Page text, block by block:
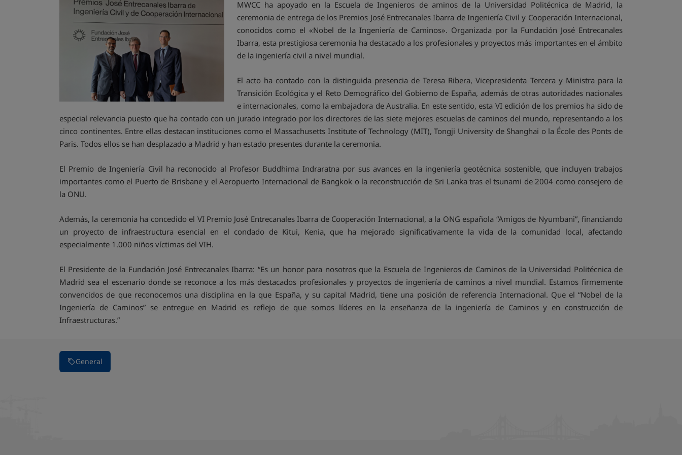
MWCC ha apoyado en la Escuela de Ingenieros de aminos de la Universidad Politécnica de Madrid, la
ceremonia de entrega de los Premios José Entrecanales Ibarra de Ingeniería Civil y Cooperación Internacional,
conocidos como el «Nobel de la Ingeniería de Caminos». Organizada por la Fundación José Entrecanales
Ibarra, esta prestigiosa ceremonia ha destacado a los profesionales y proyectos más importantes en el ámbito
de la ingeniería civil a nivel mundial.
El acto ha contado con la distinguida presencia de Teresa Ribera, Vicepresidenta Tercera y Ministra para la
Transición Ecológica y el Reto Demográfico del Gobierno de España, además de otras autoridades nacionales
e internacionales, como la embajadora de Australia. En este sentido, esta VI edición de los premios ha sido de
especial relevancia puesto que ha contado con un jurado integrado por los directores de las siete mejores escuelas de caminos del mundo, representando a los
cinco continentes. Entre ellas destacan instituciones como el Massachusetts Institute of Technology (MIT), Tongji University de Shanghai o la École des Ponts de
Paris. Todos ellos se han desplazado a Madrid y han estado presentes durante la ceremonia.
El Premio de Ingeniería Civil ha reconocido al Profesor Buddhima Indraratna por sus avances en la ingeniería geotécnica sostenible, que incluyen trabajos
importantes como el Puerto de Brisbane y el Aeropuerto Internacional de Bangkok o la reconstrucción de Sri Lanka tras el tsunami de 2004 como consejero de
la ONU.
Además, la ceremonia ha concedido el VI Premio José Entrecanales Ibarra de Cooperación Internacional, a la ONG española “Amigos de Nyumbani”, financiando
un proyecto de infraestructura esencial en el condado de Kitui, Kenia, que ha mejorado significativamente la vida de la comunidad local, afectando
especialmente 1.000 niños víctimas del VIH.
El Presidente de la Fundación José Entrecanales Ibarra: “Es un honor para nosotros que la Escuela de Ingenieros de Caminos de la Universidad Politécnica de
Madrid sea el escenario donde se reconoce a los más destacados profesionales y proyectos de ingeniería de caminos a nivel mundial. Estamos firmemente
convencidos de que reconocemos una disciplina en la que España, y su capital Madrid, tiene una posición de referencia Internacional. Que el “Nobel de la
Ingeniería de Caminos” se entregue en Madrid es reflejo de que somos líderes en la enseñanza de la ingeniería de Caminos y en construcción de
Infraestructuras.”
General